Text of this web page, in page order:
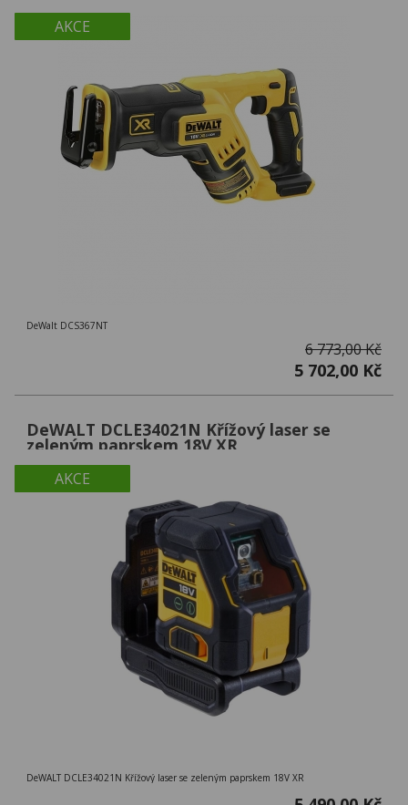
AKCE
DeWalt DCS367NT
6 773,00 Kč
5 702,00 Kč
AKCE
DeWALT DCLE34021N Křížový laser se
zeleným paprskem 18V XR
DeWALT DCLE34021N Křížový laser se zeleným paprskem 18V XR